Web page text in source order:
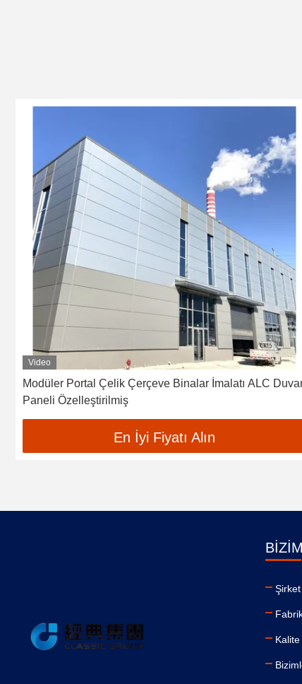
Video
Modüler Portal Çelik Çerçeve Binalar İmalatı ALC
Paneli Özelleştirilmiş
En İyi Fiyatı Alın